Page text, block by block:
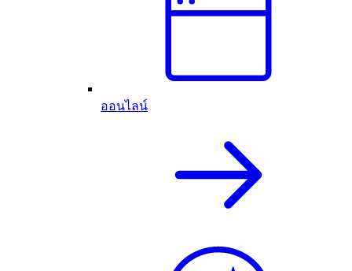
ออนไลน์